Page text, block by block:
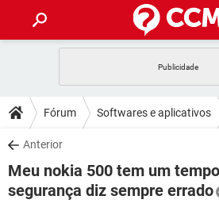
CELULAR
OUTLOOK
INSTAGRAM GMAIL
GUIA DE COMPRAS
DICAS
JOGOS
OUTLOOK EXCEL
DOWNLOADS
JOGOS
CELULAR
Fórum Softwares e aplicativos
Anterior
Meu nokia 500 tem um
segurança diz sempre errado